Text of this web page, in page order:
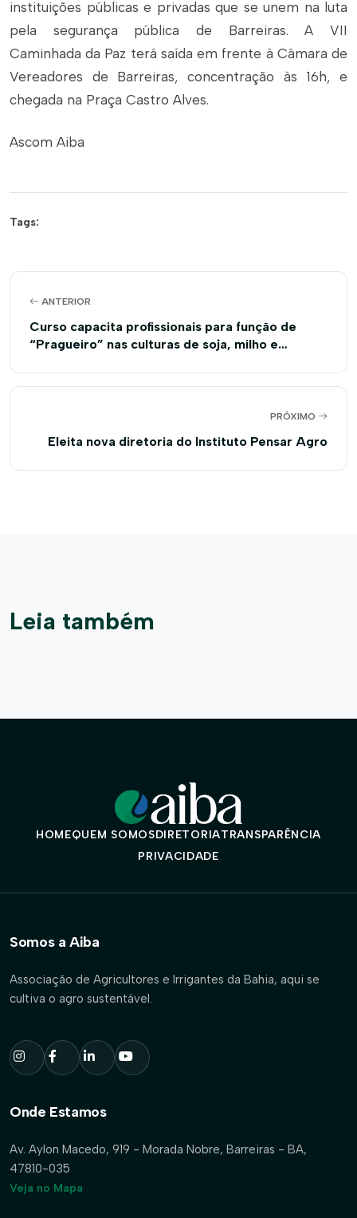
instituições públicas e privadas que se unem na luta
pela segurança pública de Barreiras. A VII
Caminhada da Paz terá saída em frente à Câmara de
Vereadores de Barreiras, concentração às 16h, e
chegada na Praça Castro Alves.
Ascom Aiba
Tags:
ANTERIOR
Curso capacita profissionais para função de
“Pragueiro” nas culturas de soja, milho e
PRÓXIMO
Eleita nova diretoria do Instituto Pensar Agro
Leia também
HOMEQUEM SOMOSDIRETORIATRANSPARÊNCIA
PRIVACIDADE
Somos a Aiba
Associação de Agricultores e Irrigantes da Bahia, aqui se
cultiva o agro sustentável.
Onde Estamos
Av. Aylon Macedo, 919 - Morada Nobre, Barreiras - BA,
47810-035
Veja no Mapa